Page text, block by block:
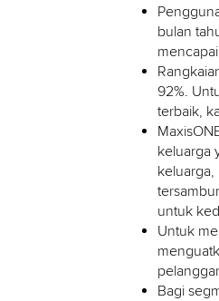
bulan
92%.
terbaik,
keluarga
untuk
Untuk
Bagi